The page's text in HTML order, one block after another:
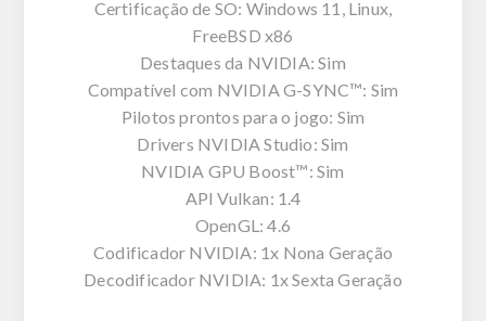
Certificação de SO: Windows 11, Linux,
FreeBSD x86
Destaques da NVIDIA: Sim
Compatível com NVIDIA G-SYNC™: Sim
Pilotos prontos para o jogo: Sim
Drivers NVIDIA Studio: Sim
NVIDIA GPU Boost™: Sim
API Vulkan: 1.4
OpenGL: 4.6
Codificador NVIDIA: 1x Nona Geração
Decodificador NVIDIA: 1x Sexta Geração